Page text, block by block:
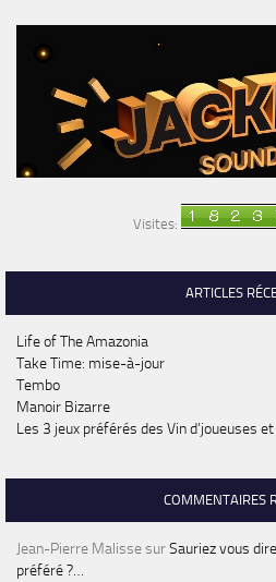
Visites:
ARTICLES
Life of The Amazonia
Take Time: mise-à-jour
Tembo
Manoir Bizarre
Les 3 jeux préférés des Vin d’joueuses et
COMMENTAIRES
Jean-Pierre MalissesurSauriez vous
préféré ?…